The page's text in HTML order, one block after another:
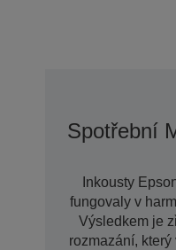
Spotřební
Inkousty
fungovaly v
Výsledkem je
rozmazání,